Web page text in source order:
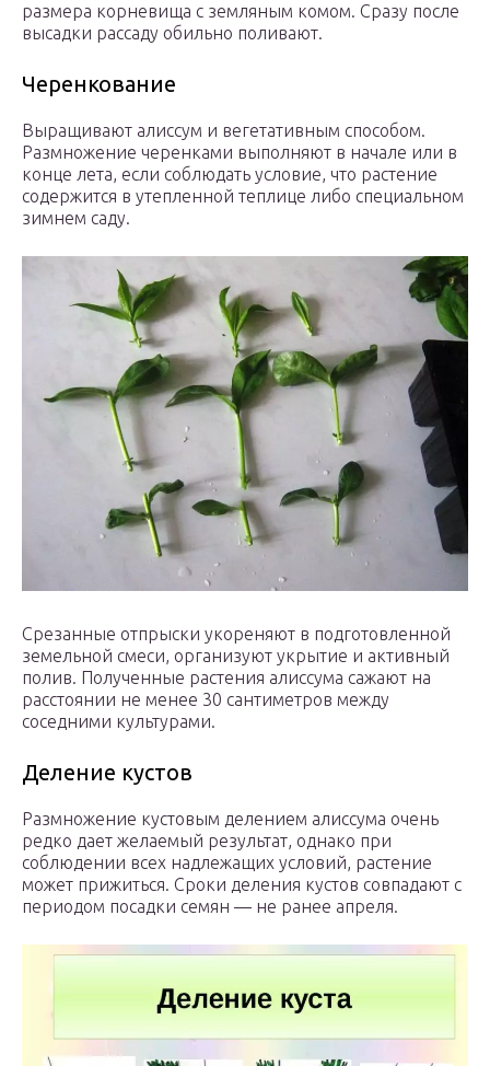
размера корневища с земляным комом. Сразу после
высадки рассаду обильно поливают.
Черенкование
Выращивают алиссум и вегетативным способом.
Размножение черенками выполняют в начале или в
конце лета, если соблюдать условие, что растение
содержится в утепленной теплице либо специальном
зимнем саду.
Срезанные отпрыски укореняют в подготовленной
земельной смеси, организуют укрытие и активный
полив. Полученные растения алиссума сажают на
расстоянии не менее 30 сантиметров между
соседними культурами.
Деление кустов
Размножение кустовым делением алиссума очень
редко дает желаемый результат, однако при
соблюдении всех надлежащих условий, растение
может прижиться. Сроки деления кустов совпадают с
периодом посадки семян — не ранее апреля.